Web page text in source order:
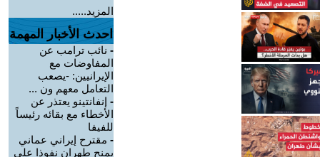
المزيد.....
احدث الأخبار المهمة
- نائب ترامب عن
المفاوضات مع
الإيرانيين: -يصعب
التعامل معهم ون ...
- إنفانتينو يعتذر عن
الأخطاء مع بقائه رئيساً
للفيفا
- مقترح إيراني عماني
يمنح طهران نفوذا على